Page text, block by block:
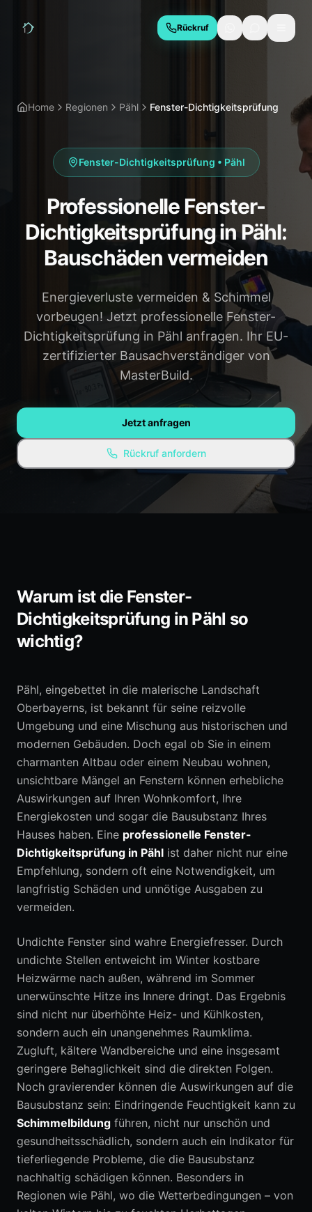
Rückruf
Hauskaufberatung
Bauabnahme
Thermografie
Schimmelgutachten
Energieberatung
REGIONEN
München
Geretsried
Starnberg
Holzkirchen
Gauting
Weilheim
Penzberg
Alle Regionen →
WISSEN & RESSOURCEN
Ratgeber / Blog
Experten-Empfehlungen
Kostenlose Ressourcen
Erstberatung anfragen
Home Regionen Pähl Fenster-Dichtigkeitsprüfung
Fenster-Dichtigkeitsprüfung • Pähl
Professionelle Fenster-
Dichtigkeitsprüfung in Pähl:
Bauschäden vermeiden
Energieverluste vermeiden & Schimmel
vorbeugen! Jetzt professionelle Fenster-
Dichtigkeitsprüfung in Pähl anfragen. Ihr EU-
zertifizierter Bausachverständiger von
MasterBuild.
Jetzt anfragen
Rückruf anfordern
Warum ist die Fenster-
Dichtigkeitsprüfung in Pähl so
wichtig?
Pähl, eingebettet in die malerische Landschaft
Oberbayerns, ist bekannt für seine reizvolle
Umgebung und eine Mischung aus historischen und
modernen Gebäuden. Doch egal ob Sie in einem
charmanten Altbau oder einem Neubau wohnen,
unsichtbare Mängel an Fenstern können erhebliche
Auswirkungen auf Ihren Wohnkomfort, Ihre
Energiekosten und sogar die Bausubstanz Ihres
Hauses haben. Eine professionelle Fenster-
Dichtigkeitsprüfung in Pähl ist daher nicht nur eine
Empfehlung, sondern oft eine Notwendigkeit, um
langfristig Schäden und unnötige Ausgaben zu
vermeiden.
Undichte Fenster sind wahre Energiefresser. Durch
undichte Stellen entweicht im Winter kostbare
Heizwärme nach außen, während im Sommer
unerwünschte Hitze ins Innere dringt. Das Ergebnis
sind nicht nur überhöhte Heiz- und Kühlkosten,
sondern auch ein unangenehmes Raumklima.
Zugluft, kältere Wandbereiche und eine insgesamt
geringere Behaglichkeit sind die direkten Folgen.
Noch gravierender können die Auswirkungen auf die
Bausubstanz sein: Eindringende Feuchtigkeit kann zu
Schimmelbildung führen, nicht nur unschön und
gesundheitsschädlich, sondern auch ein Indikator für
tieferliegende Probleme, die die Bausubstanz
nachhaltig schädigen können. Besonders in
Regionen wie Pähl, wo die Wetterbedingungen – von